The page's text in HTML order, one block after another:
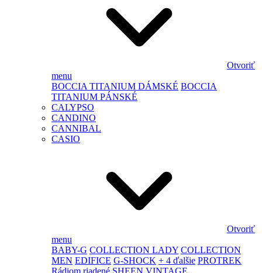
Otvoriť
menu
BOCCIA TITANIUM DÁMSKÉ BOCCIA
TITANIUM PÁNSKÉ
CALYPSO
CANDINO
CANNIBAL
CASIO
Otvoriť
menu
BABY-G COLLECTION LADY COLLECTION
MEN EDIFICE G-SHOCK + 4 ďalšie PROTREK
Rádiom riadené SHEEN VINTAGE